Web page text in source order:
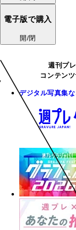
電子版で購入
開/閉
週刊プ
コンテン
デジタル写真集